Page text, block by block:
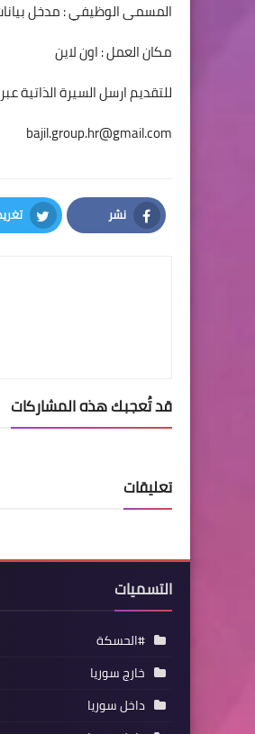
المسمى الوظيفي : مدخل
مكان العمل : اون لاين
للتقديم ارسل السيرة الذاتية
bajil.group.hr@gmail.com
نشر
Facebook
قد تُعجبك هذه المشاركات
تعليقات
التسميات
#الحسكة
خارج سوريا
داخل سوريا